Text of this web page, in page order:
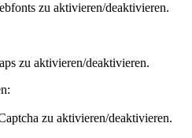
zu aktivieren/deaktivieren.
zu aktivieren/deaktivieren.
zu aktivieren/deaktivieren.